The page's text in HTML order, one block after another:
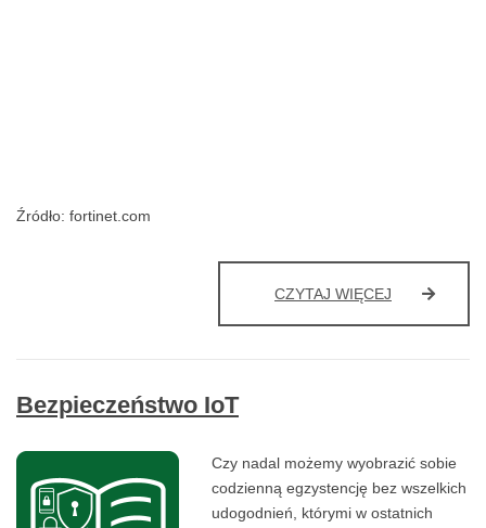
Źródło: fortinet.com
CZYTAJ WIĘCEJ
PDF
Bezpieczeństwo IoT
Czy nadal możemy wyobrazić sobie
codzienną egzystencję bez wszelkich
udogodnień, którymi w ostatnich